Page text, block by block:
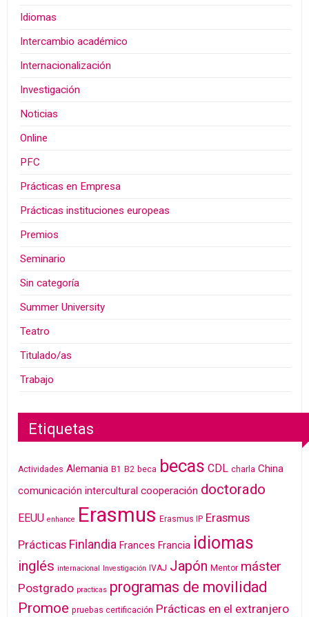
Idiomas
Intercambio académico
Internacionalización
Investigación
Noticias
Online
PFC
Prácticas en Empresa
Prácticas instituciones europeas
Premios
Seminario
Sin categoría
Summer University
Teatro
Titulado/as
Trabajo
Etiquetas
Actividades Alemania B1 B2 beca becas CDL charla China
comunicación intercultural cooperación doctorado
EEUU enhance Erasmus Erasmus IP Erasmus
Prácticas Finlandia Frances Francia idiomas
inglés internacional Investigación IVAJ Japón Mentor máster
Postgrado practicas programas de movilidad
Promoe pruebas certificación Prácticas en el extranjero